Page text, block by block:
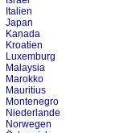
Italien
Japan
Kanada
Kroatien
Luxemburg
Malaysia
Marokko
Mauritius
Montenegro
Niederlande
Norwegen